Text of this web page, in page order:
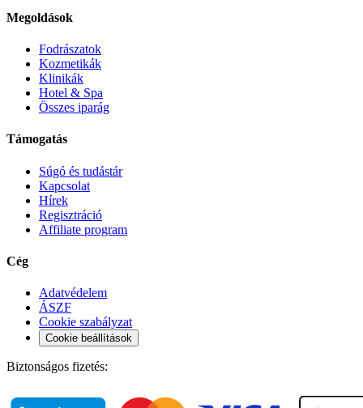
Megoldások
Fodrászatok
Kozmetikák
Klinikák
Hotel & Spa
Összes iparág
Támogatás
Súgó és tudástár
Kapcsolat
Hírek
Regisztráció
Affiliate program
Cég
Adatvédelem
ÁSZF
Cookie szabályzat
Cookie beállítások
Biztonságos fizetés: